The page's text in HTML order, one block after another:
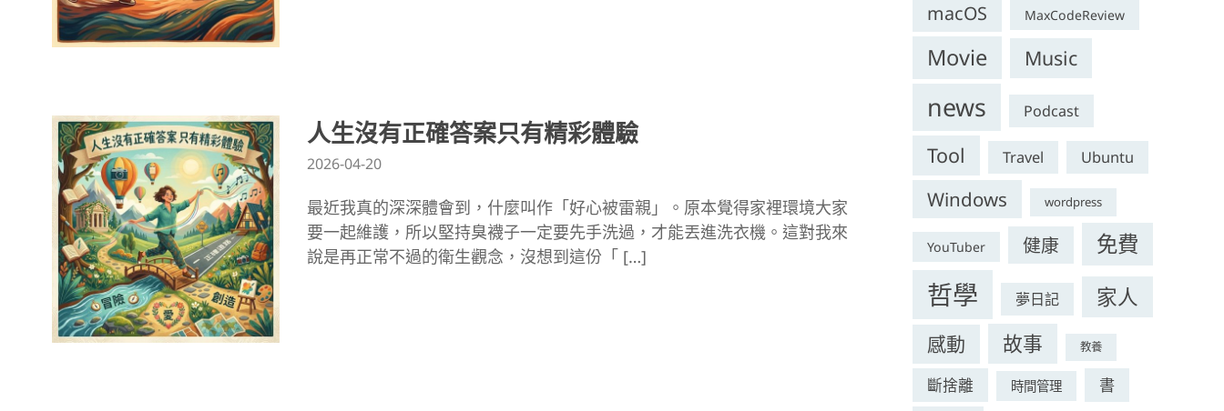
人生沒有正確答案只有精彩體驗
2026-04-20
最近我真的深深體會到，什麼叫作「好心被雷親」。原本覺得家裡環境大家
要一起維護，所以堅持臭襪子一定要先手洗過，才能丟進洗衣機。這對我來
說是再正常不過的衛生觀念，沒想到這份「 […]
macOS MaxCodeReview
Movie Music
news Podcast
Tool Travel Ubuntu
Windows wordpress
YouTuber 健康 免費
哲學 夢日記 家人
感動 故事 教養
斷捨離 時間管理 書